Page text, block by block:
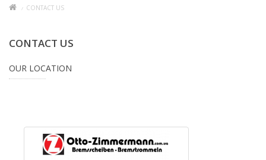
CONTACT US
CONTACT US
OUR LOCATION